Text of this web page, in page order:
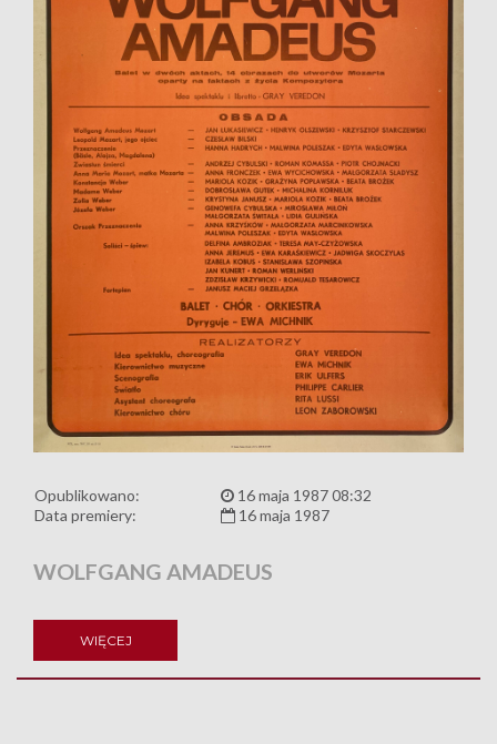
Opublikowano:
16 maja 1987 08:32
Data premiery:
16 maja 1987
WOLFGANG AMADEUS
WIĘCEJ